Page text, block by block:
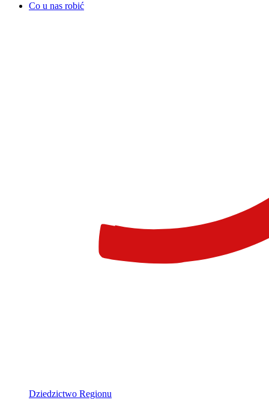
Co u nas robić
Dziedzictwo Regionu